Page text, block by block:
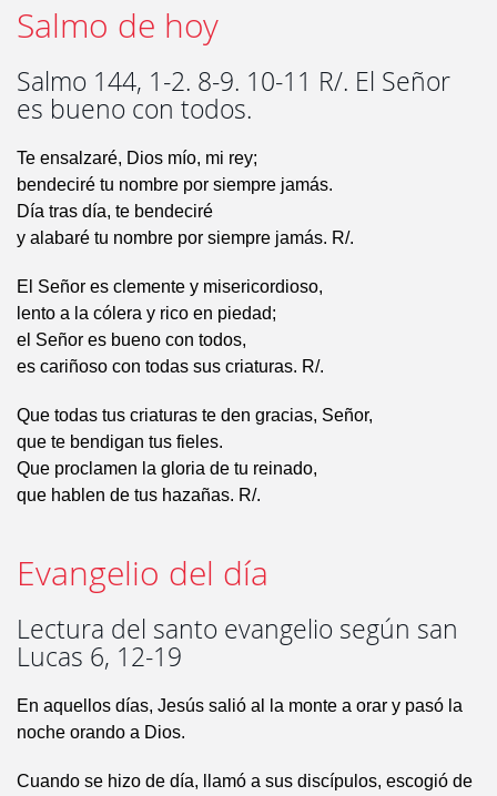
Salmo de hoy
Salmo 144, 1-2. 8-9. 10-11 R/. El Señor
es bueno con todos.
Te ensalzaré, Dios mío, mi rey;
bendeciré tu nombre por siempre jamás.
Día tras día, te bendeciré
y alabaré tu nombre por siempre jamás. R/.
El Señor es clemente y misericordioso,
lento a la cólera y rico en piedad;
el Señor es bueno con todos,
es cariñoso con todas sus criaturas. R/.
Que todas tus criaturas te den gracias, Señor,
que te bendigan tus fieles.
Que proclamen la gloria de tu reinado,
que hablen de tus hazañas. R/.
Evangelio del día
Lectura del santo evangelio según san
Lucas 6, 12-19
En aquellos días, Jesús salió al la monte a orar y pasó la
noche orando a Dios.
Cuando se hizo de día, llamó a sus discípulos, escogió de